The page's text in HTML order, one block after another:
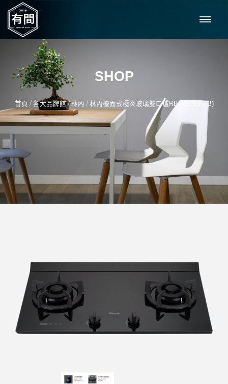
SHOP
首頁 / 各大品牌館/林內 / 林內檯面式極炎玻璃雙口爐RB-M2720G(B)